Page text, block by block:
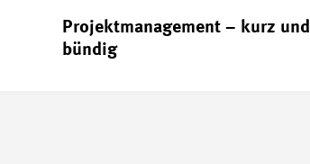
Projektmanagement – kurz und
bündig